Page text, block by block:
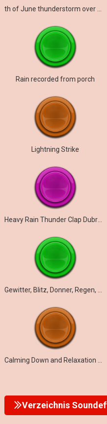
Rain recorded from porch
Lightning Strike
Heavy Rain Thunder Clap Dubrovnik
Verzeichnis